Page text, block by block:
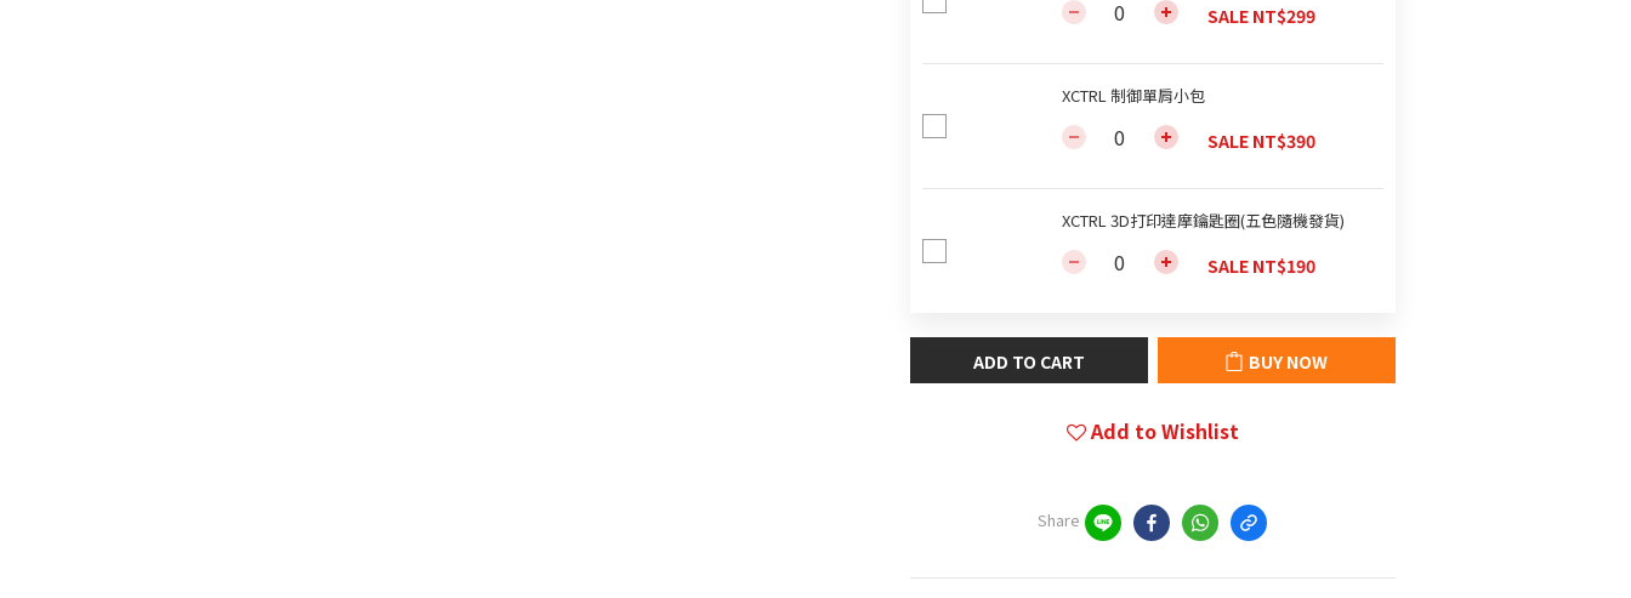
SALE NT$299
XCTRL 制御單肩小包
SALE NT$390
XCTRL 3D打印達摩鑰匙圈(五色隨機發貨)
SALE NT$190
ADD TO CART BUY NOW
Add to Wishlist
Share